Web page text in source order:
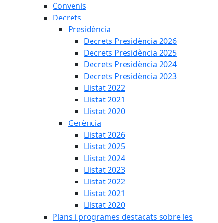
Convenis
Decrets
Presidència
Decrets Presidència 2026
Decrets Presidència 2025
Decrets Presidència 2024
Decrets Presidència 2023
Llistat 2022
Llistat 2021
Llistat 2020
Gerència
Llistat 2026
Llistat 2025
Llistat 2024
Llistat 2023
Llistat 2022
Llistat 2021
Llistat 2020
Plans i programes destacats sobre les